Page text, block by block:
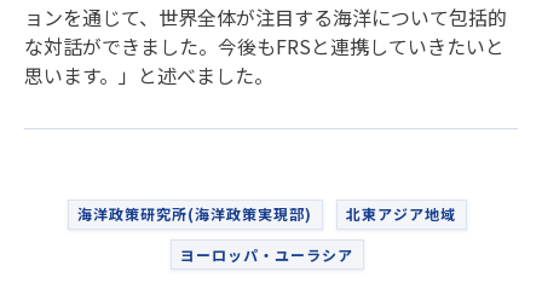
ョンを通じて、世界全体が注目する海洋について包括的
な対話ができました。今後もFRSと連携していきたいと
思います。」と述べました。
海洋政策研究所(海洋政策実現部)
北東アジア地域
ヨーロッパ・ユーラシア